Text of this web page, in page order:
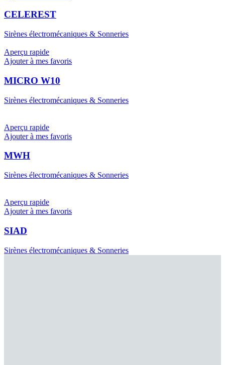
CELEREST
Sirènes électromécaniques & Sonneries
Aperçu rapide
Ajouter à mes favoris
MICRO W10
Sirènes électromécaniques & Sonneries
Aperçu rapide
Ajouter à mes favoris
MWH
Sirènes électromécaniques & Sonneries
Aperçu rapide
Ajouter à mes favoris
SIAD
Sirènes électromécaniques & Sonneries